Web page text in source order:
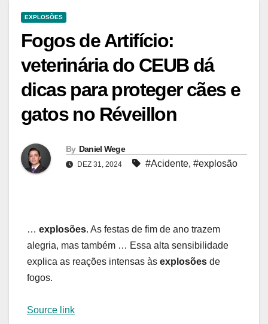
EXPLOSÕES
Fogos de Artifício:
veterinária do CEUB dá
dicas para proteger cães e
gatos no Réveillon
By Daniel Wege
DEZ 31, 2024 #Acidente, #explosão
… explosões. As festas de fim de ano trazem
alegria, mas também … Essa alta sensibilidade
explica as reações intensas às explosões de
fogos.
Source link